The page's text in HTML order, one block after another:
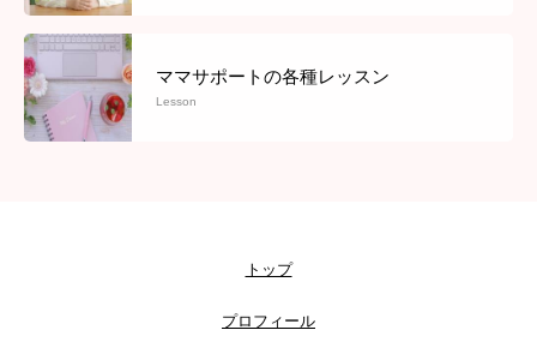
ママサポートの各種レッスン
Lesson
トップ
プロフィール